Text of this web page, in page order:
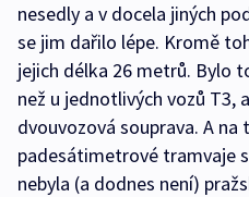
nesedly a v docela jiných
se jim dařilo lépe. Kromě
jejich délka 26 metrů. Bylo
než u jednotlivých vozů T3,
dvouvozová souprava. A
padesátimetrové tramvaje
nebyla (a dodnes není)